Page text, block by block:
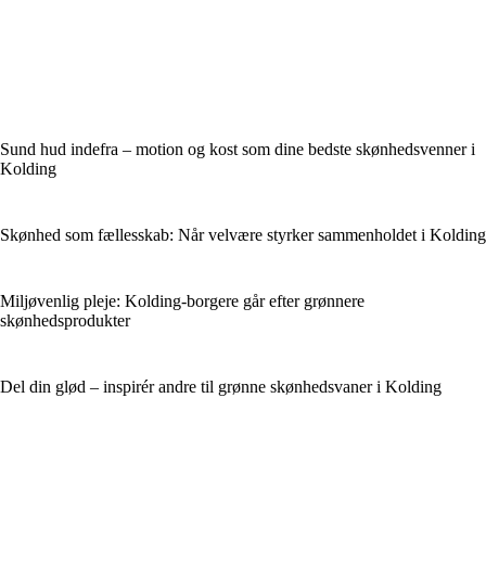
Sund hud indefra – motion og kost som dine bedste skønhedsvenner i
Kolding
Skønhed som fællesskab: Når velvære styrker sammenholdet i Kolding
Miljøvenlig pleje: Kolding-borgere går efter grønnere
skønhedsprodukter
Del din glød – inspirér andre til grønne skønhedsvaner i Kolding